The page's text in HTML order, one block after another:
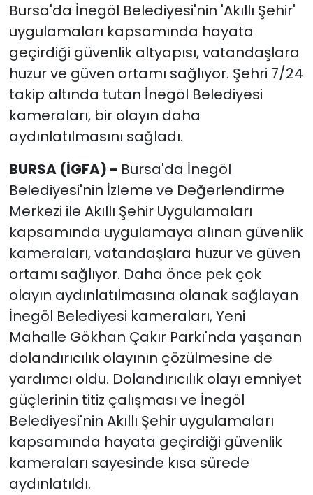
Bursa'da İnegöl Belediyesi'nin 'Akıllı Şehir'
uygulamaları kapsamında hayata
geçirdiği güvenlik altyapısı, vatandaşlara
huzur ve güven ortamı sağlıyor. Şehri 7/24
takip altında tutan İnegöl Belediyesi
kameraları, bir olayın daha
aydınlatılmasını sağladı.
BURSA (İGFA) - Bursa'da İnegöl
Belediyesi'nin İzleme ve Değerlendirme
Merkezi ile Akıllı Şehir Uygulamaları
kapsamında uygulamaya alınan güvenlik
kameraları, vatandaşlara huzur ve güven
ortamı sağlıyor. Daha önce pek çok
olayın aydınlatılmasına olanak sağlayan
İnegöl Belediyesi kameraları, Yeni
Mahalle Gökhan Çakır Parkı'nda yaşanan
dolandırıcılık olayının çözülmesine de
yardımcı oldu. Dolandırıcılık olayı emniyet
güçlerinin titiz çalışması ve İnegöl
Belediyesi'nin Akıllı Şehir uygulamaları
kapsamında hayata geçirdiği güvenlik
kameraları sayesinde kısa sürede
aydınlatıldı.